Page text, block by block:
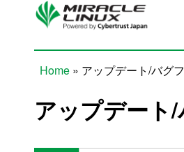
Skip to main content
Home » アップデート/バグ
アップデート